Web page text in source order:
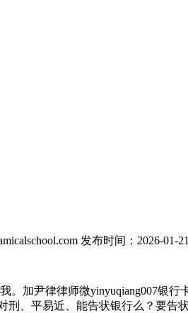
发布时间：2026-01-
尹律律师微yinyuqiang007银行
、平易近、能告状银行么？要